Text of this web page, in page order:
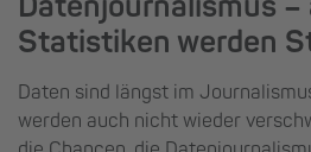
Statistiken werden
Daten sind längst im
werden auch nicht wieder